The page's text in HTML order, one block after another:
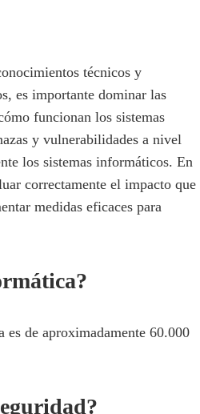
técnicos y
es importante dominar las
funcionan los sistemas
y vulnerabilidades a nivel
los sistemas informáticos. En
correctamente el impacto que
medidas eficaces para
de aproximadamente 60.000